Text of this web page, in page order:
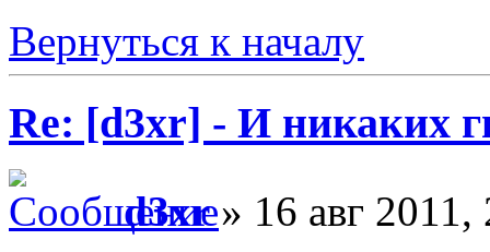
Вернуться к началу
Re: [d3xr] - И никаких
d3xr» 16 авг 2011,